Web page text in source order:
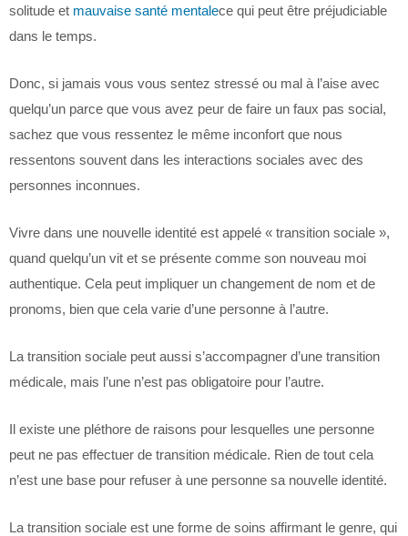
solitude et mauvaise santé mentalece qui peut être préjudiciable
dans le temps.
Donc, si jamais vous vous sentez stressé ou mal à l’aise avec
quelqu’un parce que vous avez peur de faire un faux pas social,
sachez que vous ressentez le même inconfort que nous
ressentons souvent dans les interactions sociales avec des
personnes inconnues.
Vivre dans une nouvelle identité est appelé « transition sociale »,
quand quelqu’un vit et se présente comme son nouveau moi
authentique. Cela peut impliquer un changement de nom et de
pronoms, bien que cela varie d’une personne à l’autre.
La transition sociale peut aussi s’accompagner d’une transition
médicale, mais l’une n’est pas obligatoire pour l’autre.
Il existe une pléthore de raisons pour lesquelles une personne
peut ne pas effectuer de transition médicale. Rien de tout cela
n’est une base pour refuser à une personne sa nouvelle identité.
La transition sociale est une forme de soins affirmant le genre, qui